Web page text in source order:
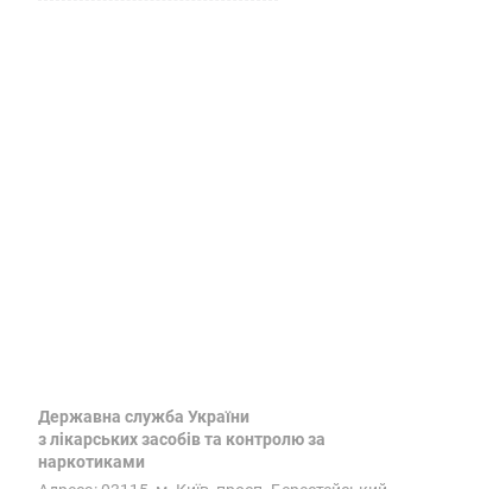
Державна служба України
з лікарських засобів та контролю за
наркотиками